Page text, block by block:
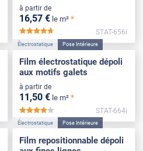
à partir de
16,57 € le m² *
*****
STAT-656i
Électrostatique Pose Intérieure
Film électrostatique dépoli
aux motifs galets
à partir de
11,50 € le m² *
*****
STAT-664i
Électrostatique Pose Intérieure
Film repositionnable dépoli